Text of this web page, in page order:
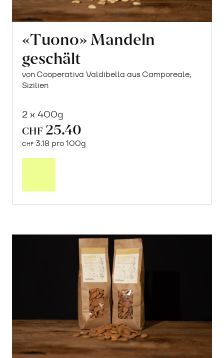
«Tuono» Mandeln
geschält
von Cooperativa Valdibella aus Camporeale,
Sizilien
2 x 400g
CHF 25.40
CHF 3.18 pro 100g